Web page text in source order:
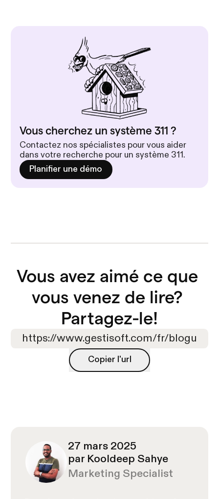
Vous cherchez un système 311 ?
Contactez nos spécialistes pour vous aider
dans votre recherche pour un système 311.
Planifier une démo
Vous avez aimé ce que
vous venez de lire?
Partagez-le!
Copier l'url
27 mars 2025
par Kooldeep Sahye
Marketing Specialist